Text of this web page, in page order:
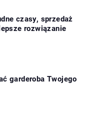
czasy, sprzedaż
rozwiązanie
garderoba Twojego